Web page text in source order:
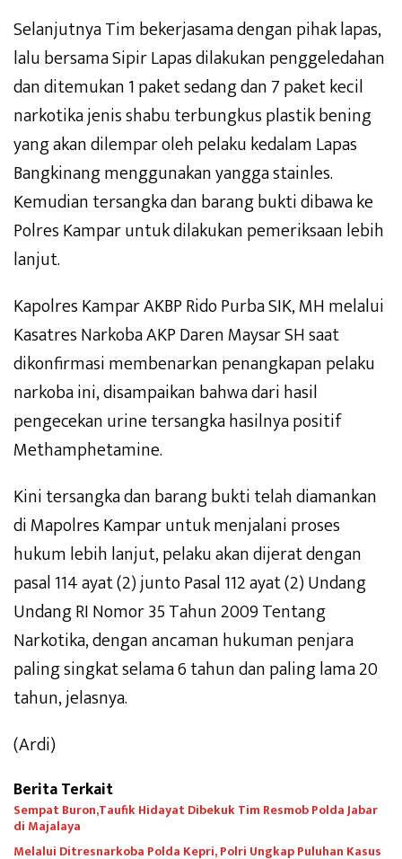
Selanjutnya Tim bekerjasama dengan pihak lapas,
lalu bersama Sipir Lapas dilakukan penggeledahan
dan ditemukan 1 paket sedang dan 7 paket kecil
narkotika jenis shabu terbungkus plastik bening
yang akan dilempar oleh pelaku kedalam Lapas
Bangkinang menggunakan yangga stainles.
Kemudian tersangka dan barang bukti dibawa ke
Polres Kampar untuk dilakukan pemeriksaan lebih
lanjut.
Kapolres Kampar AKBP Rido Purba SIK, MH melalui
Kasatres Narkoba AKP Daren Maysar SH saat
dikonfirmasi membenarkan penangkapan pelaku
narkoba ini, disampaikan bahwa dari hasil
pengecekan urine tersangka hasilnya positif
Methamphetamine.
Kini tersangka dan barang bukti telah diamankan
di Mapolres Kampar untuk menjalani proses
hukum lebih lanjut, pelaku akan dijerat dengan
pasal 114 ayat (2) junto Pasal 112 ayat (2) Undang
Undang RI Nomor 35 Tahun 2009 Tentang
Narkotika, dengan ancaman hukuman penjara
paling singkat selama 6 tahun dan paling lama 20
tahun, jelasnya.
(Ardi)
Berita Terkait
Sempat Buron,Taufik Hidayat Dibekuk Tim Resmob Polda Jabar
di Majalaya
Melalui Ditresnarkoba Polda Kepri, Polri Ungkap Puluhan Kasus